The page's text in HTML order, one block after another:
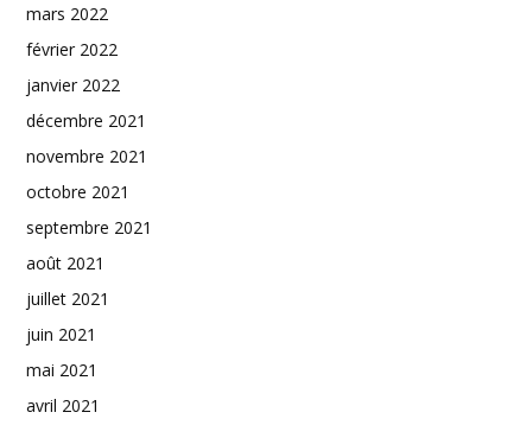
mars 2022
février 2022
janvier 2022
décembre 2021
novembre 2021
octobre 2021
septembre 2021
août 2021
juillet 2021
juin 2021
mai 2021
avril 2021